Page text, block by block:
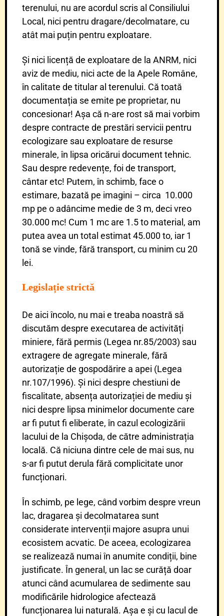
terenului, nu are acordul scris al Consiliului
Local, nici pentru dragare/decolmatare, cu
atât mai puțin pentru exploatare.
Și nici licență de exploatare de la ANRM, nici
aviz de mediu, nici acte de la Apele Române,
în calitate de titular al terenului. Că toată
documentația se emite pe proprietar, nu
concesionar! Așa că n-are rost să mai vorbim
despre contracte de prestări servicii pentru
ecologizare sau exploatare de resurse
minerale, în lipsa oricărui document tehnic.
Sau despre redevențe, foi de transport,
cântar etc! Putem, în schimb, face o
estimare, bazată pe imagini – circa 10.000
mp pe o adâncime medie de 3 m, deci vreo
30.000 mc! Cum 1 mc are 1.5 to material, am
putea avea un total estimat 45.000 to, iar 1
tonă se vinde, fără transport, cu minim cu 20
lei.
Legislație strictă
De aici încolo, nu mai e treaba noastră să
discutăm despre executarea de activități
miniere, fără permis (Legea nr.85/2003) sau
extragere de agregate minerale, fără
autorizație de gospodărire a apei (Legea
nr.107/1996). Și nici despre chestiuni de
fiscalitate, absența autorizației de mediu și
nici despre lipsa minimelor documente care
ar fi putut fi eliberate, în cazul ecologizării
lacului de la Chișoda, de către administrația
locală. Că niciuna dintre cele de mai sus, nu
s-ar fi putut derula fără complicitate unor
funcționari.
În schimb, pe lege, când vorbim despre vreun
lac, dragarea și decolmatarea sunt
considerate intervenții majore asupra unui
ecosistem acvatic. De aceea, ecologizarea
se realizează numai în anumite condiții, bine
justificate. În general, un lac se curăță doar
atunci când acumularea de sedimente sau
modificările hidrologice afectează
funcționarea lui naturală. Așa e și cu lacul de